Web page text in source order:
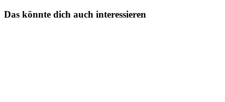
Das könnte dich auch interessieren